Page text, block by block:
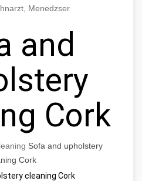
Menedzser
and
Cork
Sofa and upholstery
Cork
cleaning Cork